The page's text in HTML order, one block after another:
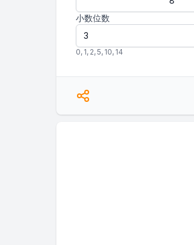
小数位数
0, 1, 2,5, 10, 14